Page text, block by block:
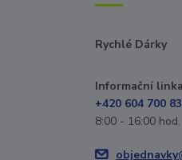
Rychlé Dárky
Informační linka
+420 604 700
8:00 - 16:00 hod.